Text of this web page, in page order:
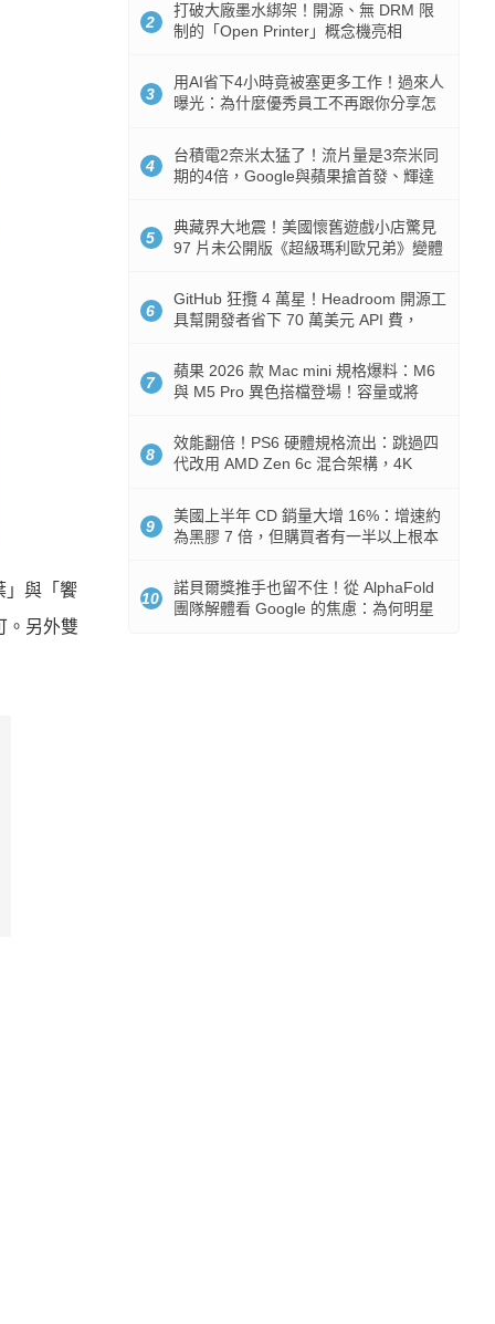
」與「饗
。另外雙
2
打破大廠墨水綁架！開源、無 DRM 限
制的「Open Printer」概念機亮相
3
用AI省下4小時竟被塞更多工作！過來人
曝光：為什麼優秀員工不再跟你分享怎
4
台積電2奈米太猛了！流片量是3奈米同
期的4倍，Google與蘋果搶首發、輝達
5
典藏界大地震！美國懷舊遊戲小店驚見
97 片未公開版《超級瑪利歐兄弟》變體
6
GitHub 狂攬 4 萬星！Headroom 開源工
具幫開發者省下 70 萬美元 API 費，
7
蘋果 2026 款 Mac mini 規格爆料：M6
與 M5 Pro 異色搭檔登場！容量或將
8
效能翻倍！PS6 硬體規格流出：跳過四
代改用 AMD Zen 6c 混合架構，4K
9
美國上半年 CD 銷量大增 16%：增速約
為黑膠 7 倍，但購買者有一半以上根本
10
諾貝爾獎推手也留不住！從 AlphaFold
團隊解體看 Google 的焦慮：為何明星